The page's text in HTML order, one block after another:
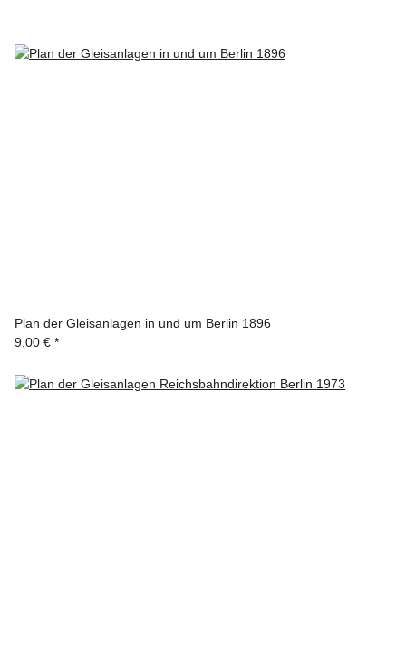
Plan der Gleisanlagen in und um Berlin 1896
9,00 € *